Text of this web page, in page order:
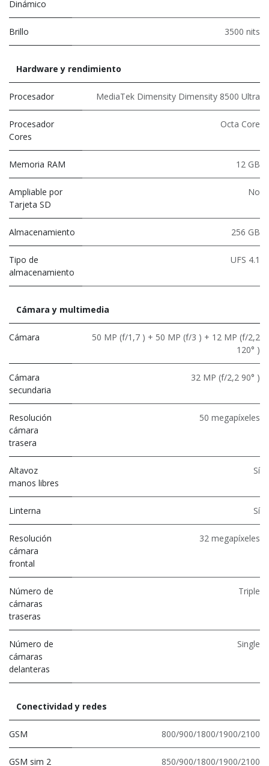
Dinámico
Brillo 3500 nits
Hardware y rendimiento
Procesador MediaTek Dimensity Dimensity 8500 Ultra
Procesador
Cores
Octa Core
Memoria RAM 12 GB
Ampliable por
Tarjeta SD
No
Almacenamiento 256 GB
Tipo de
almacenamiento
UFS 4.1
Cámara y multimedia
Cámara
50 MP (f/1,7 ) + 50 MP (f/3 ) + 12 MP (f/2,2
120° )
Cámara
secundaria
32 MP (f/2,2 90° )
Resolución
cámara
trasera
50 megapíxeles
Altavoz
manos libres
Sí
Linterna Sí
Resolución
cámara
frontal
32 megapíxeles
Número de
cámaras
traseras
Triple
Número de
cámaras
delanteras
Single
Conectividad y redes
GSM 800/900/1800/1900/2100
GSM sim 2 850/900/1800/1900/2100